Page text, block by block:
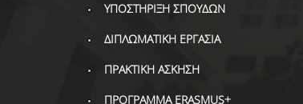
ΥΠΟΣΤΗΡΙΞΗ ΣΠΟΥΔΩΝ
ΔΙΠΛΩΜΑΤΙΚΗ ΕΡΓΑΣΙΑ
ΠΡΑΚΤΙΚΗ ΑΣΚΗΣΗ
ΠΡΟΓΡΑΜΜΑ ERASMUS+